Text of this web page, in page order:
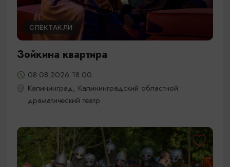
СПЕКТАКЛИ
Зойкина квартира
08.08.2026 18:00
Калининград, Калининградский областной
драматический театр